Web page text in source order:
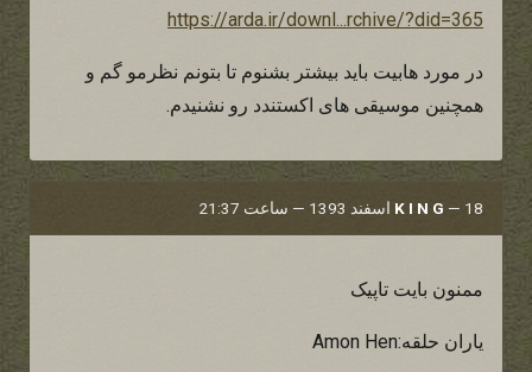
https://arda.ir/downl...rchive/?did=365
در مورد هابیت باید بیشتر بشنوم تا بتونم نظرمو گم و
همچنین موسیقی های اکستندد رو نشنیدم.
K I N G — 18 اسفند 1393 — ساعت 21:37
ممنون بایت تاپیک
یاران حلقه:Amon Hen